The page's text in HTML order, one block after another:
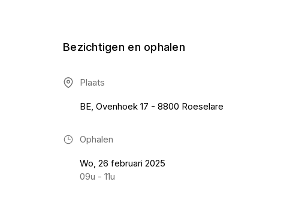
Bezichtigen en ophalen
Plaats
BE, Ovenhoek 17 - 8800 Roeselare
Ophalen
Wo, 26 februari 2025
09u - 11u